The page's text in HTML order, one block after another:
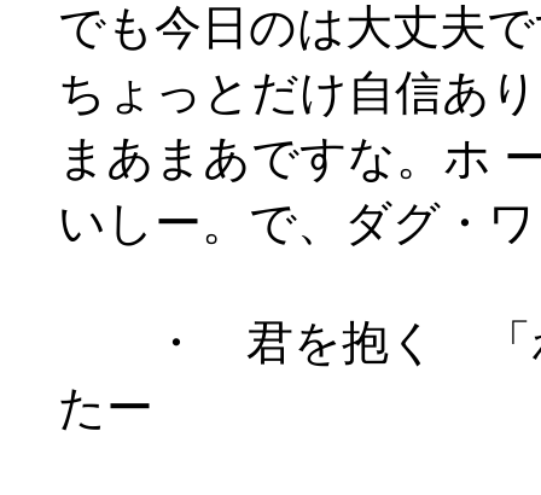
でも今日のは大丈夫
ちょっとだけ自信あ
まあまあですな。ホ
いしー。で、ダグ・
・ 君を抱く 「わ
たー